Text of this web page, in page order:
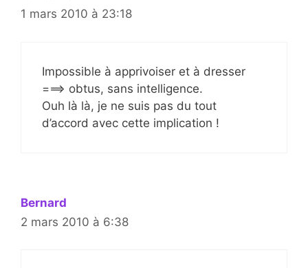
1 mars 2010 à 23:18
Impossible à apprivoiser et à dresser
===> obtus, sans intelligence.
Ouh là là, je ne suis pas du tout
d’accord avec cette implication !
Bernard
2 mars 2010 à 6:38